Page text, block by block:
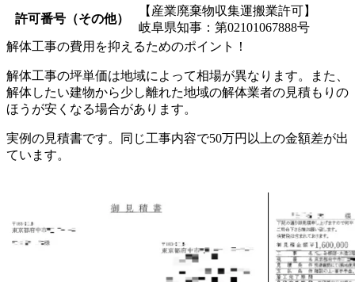
許可番号（その他）
【産業廃棄物収集運搬業許可】
岐阜県知事：第02101067888号
解体工事の費用を抑えるためのポイント！
解体工事の坪単価は地域によって相場が異なります。また、
解体したい建物から少し離れた地域の解体業者の見積もりの
ほうが安くなる場合があります。
実例の見積書です。同じ工事内容で50万円以上の金額差が出
ています。